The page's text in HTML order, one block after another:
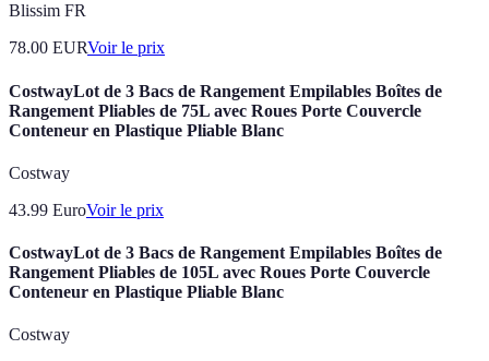
Blissim FR
78.00 EURVoir le prix
CostwayLot de 3 Bacs de Rangement Empilables Boîtes de
Rangement Pliables de 75L avec Roues Porte Couvercle
Conteneur en Plastique Pliable Blanc
Costway
43.99 EuroVoir le prix
CostwayLot de 3 Bacs de Rangement Empilables Boîtes de
Rangement Pliables de 105L avec Roues Porte Couvercle
Conteneur en Plastique Pliable Blanc
Costway